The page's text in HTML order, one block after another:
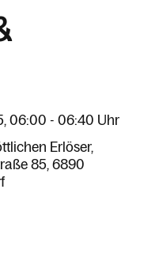
06:00 - 06:40 Uhr
Erlöser
85 6890